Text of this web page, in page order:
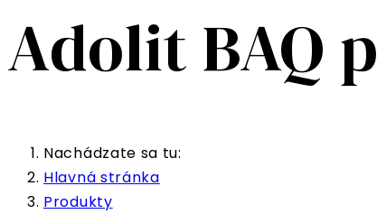
Adolit BAQ
Nachádzate sa tu:
Hlavná stránka
Produkty